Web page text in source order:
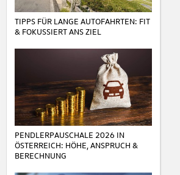
TIPPS FÜR LANGE AUTOFAHRTEN: FIT
& FOKUSSIERT ANS ZIEL
PENDLERPAUSCHALE 2026 IN
ÖSTERREICH: HÖHE, ANSPRUCH &
BERECHNUNG